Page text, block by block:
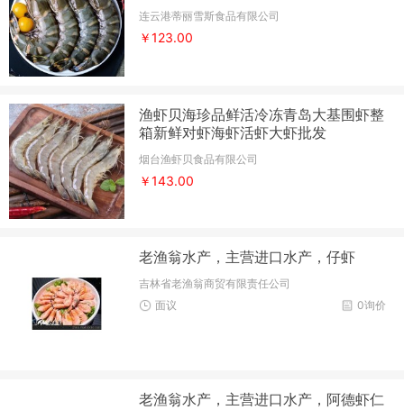
连云港蒂丽雪斯食品有限公司
￥123.00
渔虾贝海珍品鲜活冷冻青岛大基围虾整
箱新鲜对虾海虾活虾大虾批发
烟台渔虾贝食品有限公司
￥143.00
老渔翁水产，主营进口水产，仔虾
吉林省老渔翁商贸有限责任公司
0询价
面议
老渔翁水产，主营进口水产，阿德虾仁